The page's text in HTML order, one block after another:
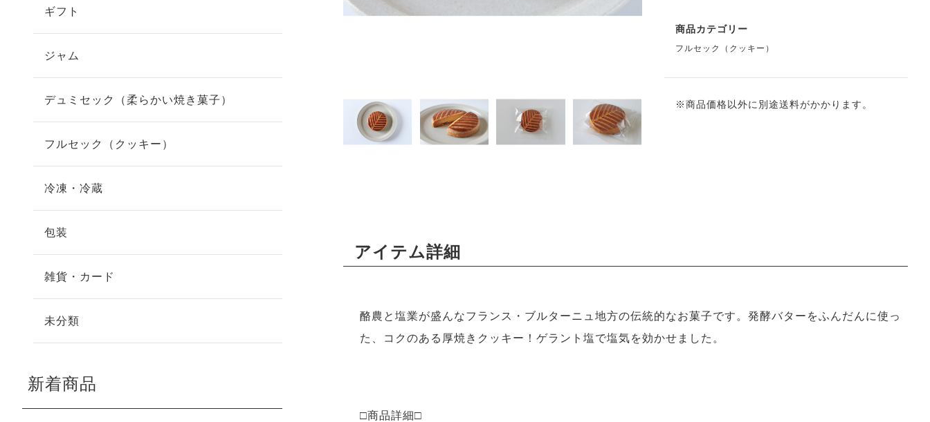
商品カテゴリー
フルセック（クッキー）
※商品価格以外に別途送料がかかります。
アイテム詳細
酪農と塩業が盛んなフランス・ブルターニュ地方の伝統的なお菓子です。発酵バターをふんだんに使っ
た、コクのある厚焼きクッキー！ゲラント塩で塩気を効かせました。
□商品詳細□
ギフト
ジャム
デュミセック（柔らかい焼き菓子）
フルセック（クッキー）
冷凍・冷蔵
包装
雑貨・カード
未分類
新着商品